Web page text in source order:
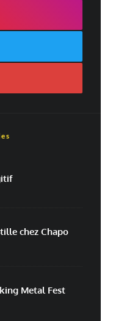
dans le navigateur pour
par e-mail.
mail.
chez Chapo
Metal Fest